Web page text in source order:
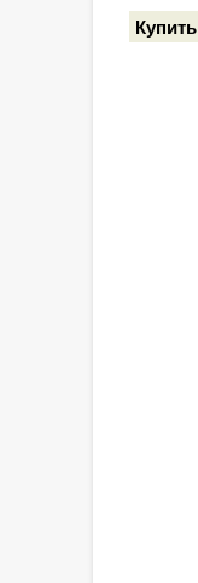
Купить